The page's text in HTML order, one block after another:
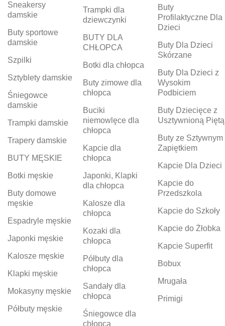
Sneakersy
damskie
Buty sportowe
damskie
Szpilki
Sztyblety damskie
Śniegowce
damskie
Trampki damskie
Trapery damskie
BUTY MĘSKIE
Botki męskie
Buty domowe
męskie
Espadryle męskie
Japonki męskie
Kalosze męskie
Klapki męskie
Mokasyny męskie
Półbuty męskie
Trampki dla
dziewczynki
BUTY DLA
CHŁOPCA
Botki dla chłopca
Buty zimowe dla
chłopca
Buciki
niemowlęce dla
chłopca
Kapcie dla
chłopca
Japonki, Klapki
dla chłopca
Kalosze dla
chłopca
Kozaki dla
chłopca
Półbuty dla
chłopca
Sandały dla
chłopca
Śniegowce dla
chłopca
Buty
Profilaktyczne Dla
Dzieci
Buty Dla Dzieci
Skórzane
Buty Dla Dzieci z
Wysokim
Podbiciem
Buty Dziecięce z
Usztywnioną Piętą
Buty ze Sztywnym
Zapiętkiem
Kapcie Dla Dzieci
Kapcie do
Przedszkola
Kapcie do Szkoły
Kapcie do Żłobka
Kapcie Superfit
Bobux
Mrugała
Primigi